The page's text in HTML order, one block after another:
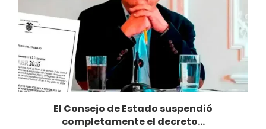
El Consejo de Estado suspendió
completamente el decreto...